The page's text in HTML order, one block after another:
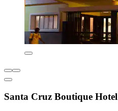
Santa Cruz Boutique Hotel